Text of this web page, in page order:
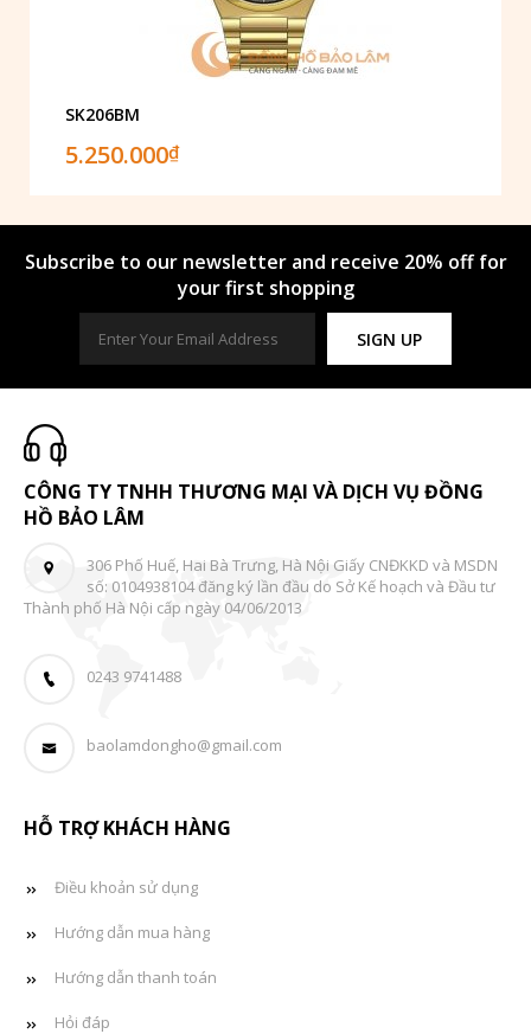
SK206BM
5.250.000₫
Subscribe to our newsletter and receive 20% off for
your first shopping
SIGN UP
CÔNG TY TNHH THƯƠNG MẠI VÀ DỊCH VỤ ĐỒNG
HỒ BẢO LÂM
306 Phố Huế, Hai Bà Trưng, Hà Nội Giấy CNĐKKD và MSDN
số: 0104938104 đăng ký lần đầu do Sở Kế hoạch và Đầu tư
Thành phố Hà Nội cấp ngày 04/06/2013
0243 9741488
baolamdongho@gmail.com
HỖ TRỢ KHÁCH HÀNG
Điều khoản sử dụng
Hướng dẫn mua hàng
Hướng dẫn thanh toán
Hỏi đáp